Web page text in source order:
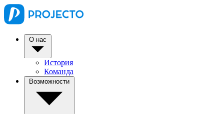
О нас
История
Команда
Возможности